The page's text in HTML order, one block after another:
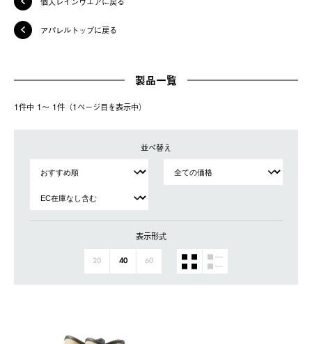
アパレルトップに戻る
製品一覧
1件中 1〜 1件（1ページ⽬を表⽰中）
並べ替え
表示形式
20 40 60